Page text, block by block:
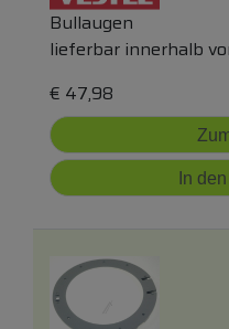
Bullaugen
lieferbar innerhalb
€ 47,98
In